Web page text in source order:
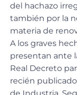
del hachazo
también por la
materia de
A los graves
presentan ante
Real Decreto
recién